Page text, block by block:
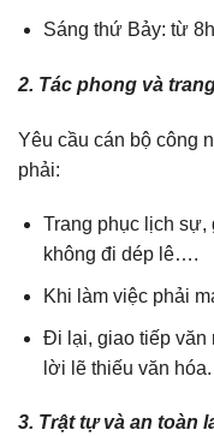
Sáng thứ Bảy: từ
2. Tác phong và
Yêu cầu cán bộ công
phải:
Trang phục lịch sự,
không đi dép lê….
Khi làm việc phải
Đi lại, giao tiếp văn
lời lẽ thiếu văn hóa.
3. Trật tự và an toàn